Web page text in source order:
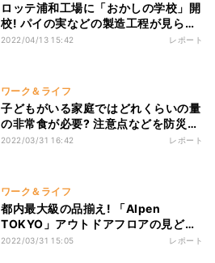
ロッテ浦和工場に「おかしの学校」開
校! パイの実などの製造工程が見られ
る見学施設
2022/04/13 15:42 レポート
ワーク＆ライフ
子どもがいる家庭ではどれくらいの量
の非常食が必要? 注意点などを防災士
が解説
2022/03/31 16:42 レポート
ワーク＆ライフ
都内最大級の品揃え! 「Alpen
TOKYO」アウトドアフロアの見どこ
ろを紹介
2022/03/31 15:05 レポート